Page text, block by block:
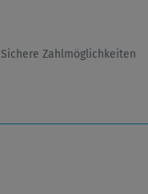
Sichere Zahlmöglichkeiten